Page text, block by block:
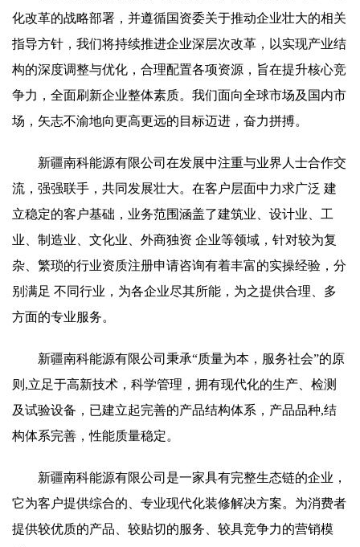
化改革的战略部署，并遵循国资委关于推动企业壮大的相关
指导方针，我们将持续推进企业深层次改革，以实现产业结
构的深度调整与优化，合理配置各项资源，旨在提升核心竞
争力，全面刷新企业整体素质。我们面向全球市场及国内市
场，矢志不渝地向更高更远的目标迈进，奋力拼搏。
新疆南科能源有限公司在发展中注重与业界人士合作交
流，强强联手，共同发展壮大。在客户层面中力求广泛 建
立稳定的客户基础，业务范围涵盖了建筑业、设计业、工
业、制造业、文化业、外商独资 企业等领域，针对较为复
杂、繁琐的行业资质注册申请咨询有着丰富的实操经验，分
别满足 不同行业，为各企业尽其所能，为之提供合理、多
方面的专业服务。
新疆南科能源有限公司秉承“质量为本，服务社会”的原
则,立足于高新技术，科学管理，拥有现代化的生产、检测
及试验设备，已建立起完善的产品结构体系，产品品种,结
构体系完善，性能质量稳定。
新疆南科能源有限公司是一家具有完整生态链的企业，
它为客户提供综合的、专业现代化装修解决方案。为消费者
提供较优质的产品、较贴切的服务、较具竞争力的营销模